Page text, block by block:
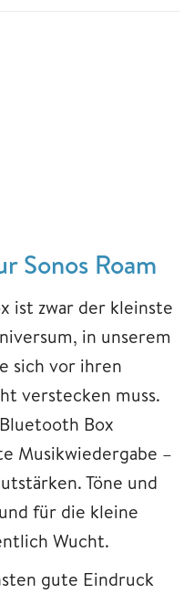
Sonos Roam
ist zwar der kleinste
in unserem
sich vor ihren
verstecken muss.
Box
Musikwiedergabe –
Töne und
für die kleine
Wucht.
gute Eindruck